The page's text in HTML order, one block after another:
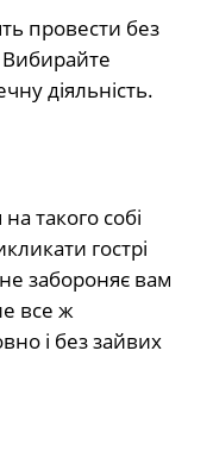
провести без
діяльність.
такого собі
гострі
забороняє вам
все ж
і без зайвих